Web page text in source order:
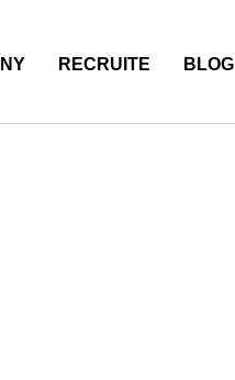
RECRUITE BLOG